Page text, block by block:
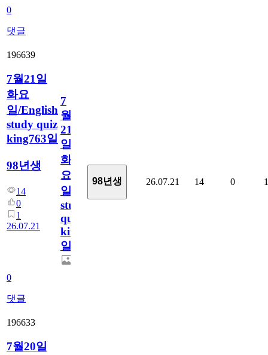
0
댓글
196639
7월21일
화요
일/English
study quiz
king763일
98년생
14
0
1
26.07.21
0
댓글
7
월
21
일
화
요
일/English
study
quiz
king763
일
98년생 26.07.21 14 0 1
196633
7월20일